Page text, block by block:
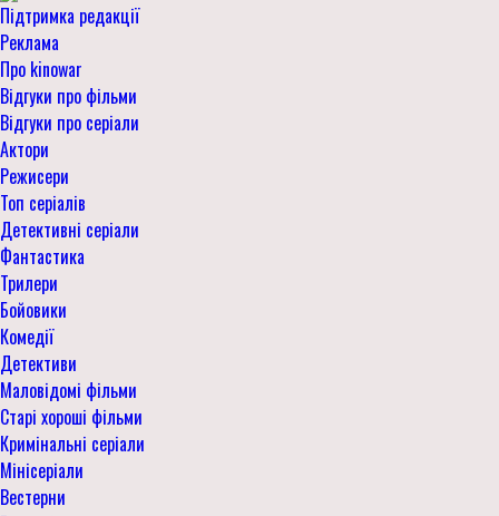
Підтримка редакції
Реклама
Про kinowar
Відгуки про фільми
Відгуки про серіали
Актори
Режисери
Топ серіалів
Детективні серіали
Фантастика
Трилери
Бойовики
Комедії
Детективи
Маловідомі фільми
Старі хороші фільми
Кримінальні серіали
Мінісеріали
Вестерни